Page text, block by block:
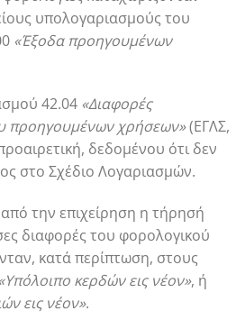
υπολογαριασμούς του
«Έξοδα προηγουμένων
42.04 «Διαφορές
προηγουμένων χρήσεων»(ΕΓΛΣ,
δεδομένου ότι δεν
στο Σχέδιο Λογαριασμών.
από την επιχείρηση η τήρησή
διαφορές του φορολογικού
κατά περίπτωση, στους
«Υπόλοιπο κερδών εις νέον», ή
εις νέον».